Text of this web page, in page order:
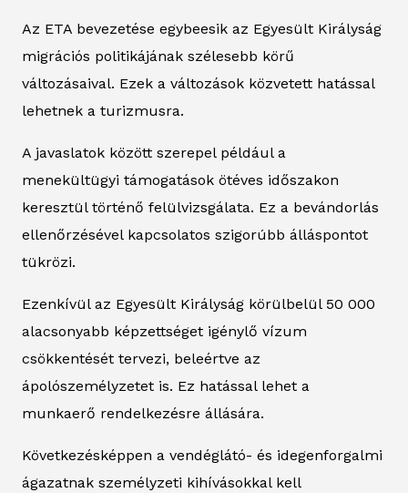
Az ETA bevezetése egybeesik az Egyesült Királyság
migrációs politikájának szélesebb körű
változásaival. Ezek a változások közvetett hatással
lehetnek a turizmusra.
A javaslatok között szerepel például a
menekültügyi támogatások ötéves időszakon
keresztül történő felülvizsgálata. Ez a bevándorlás
ellenőrzésével kapcsolatos szigorúbb álláspontot
tükrözi.
Ezenkívül az Egyesült Királyság körülbelül 50 000
alacsonyabb képzettséget igénylő vízum
csökkentését tervezi, beleértve az
ápolószemélyzetet is. Ez hatással lehet a
munkaerő rendelkezésre állására.
Következésképpen a vendéglátó- és idegenforgalmi
ágazatnak személyzeti kihívásokkal kell